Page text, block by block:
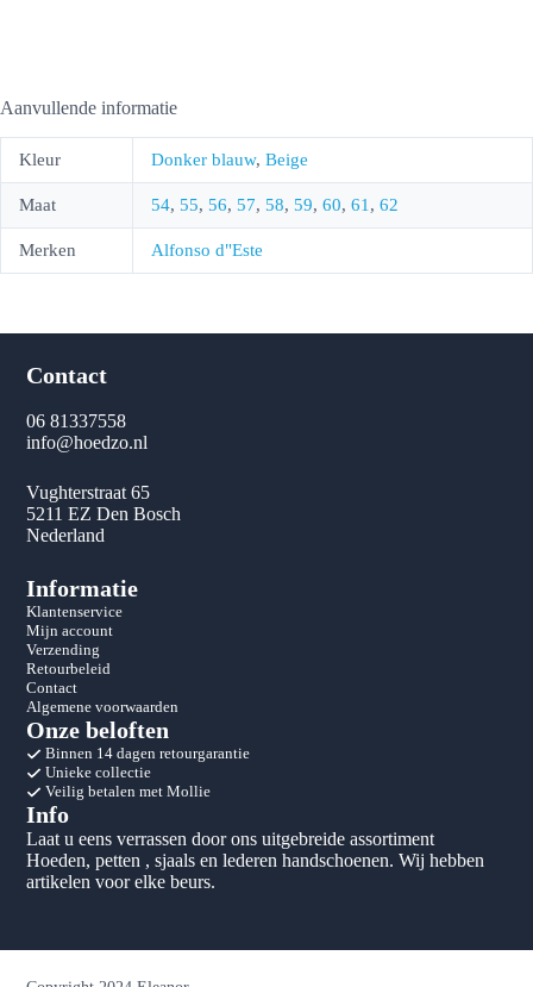
Aanvullende informatie
Kleur Donker blauw, Beige
Maat 54, 55, 56, 57, 58, 59, 60, 61 , 62
Merken Alfonso d"Este
Contact
06 81337558
info@hoedzo.nl
Vughterstraat 65
5211 EZ Den Bosch
Nederland
Informatie
Klantenservice
Mijn account
Verzending
Retourbeleid
Contact
Algemene voorwaarden
Onze beloften
Binnen 14 dagen retourgarantie
Unieke collectie
Veilig betalen met Mollie
Info
Laat u eens verrassen door ons uitgebreide assortiment
Hoeden, petten , sjaals en lederen handschoenen. Wij hebben
artikelen voor elke beurs.